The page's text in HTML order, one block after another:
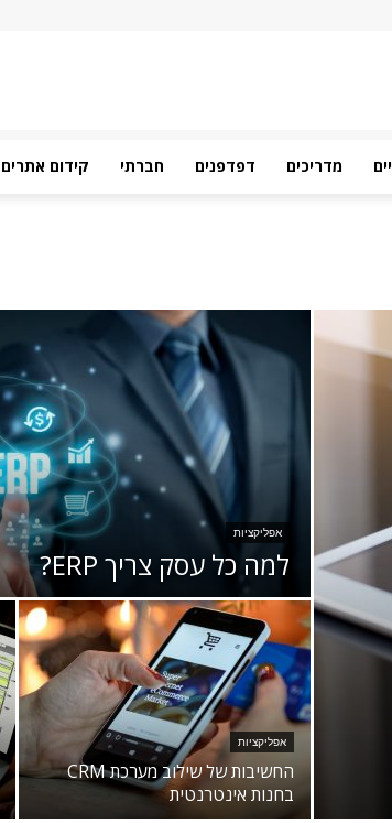
מדריכים דפדפנים חברתי קידום אתרים
אפליקציות
למה כל עסק צריך ERP?
אפליקציות
החשיבות של שילוב מערכת CRM
בחנות אינטרנטית